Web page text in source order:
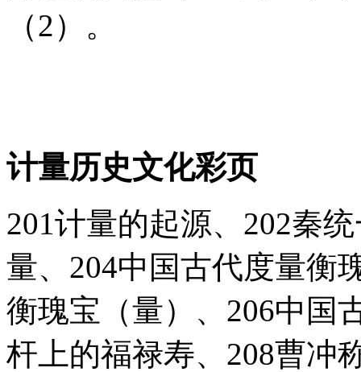
（2）。
计量历史文化彩页
201计量的起源、202秦
量、204中国古代度量衡
衡瑰宝（量）、206中国
杆上的福禄寿、208曹冲